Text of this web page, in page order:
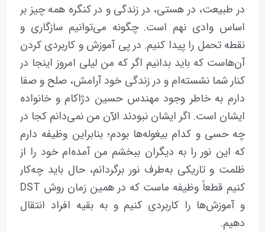
در طبیعت، در هستی، در زندگی و در کنگره همه‌ چیز بر
اساس وادی نهم است. چگونه می‌توانیم سازگاری و
نقطه تحمل را پیدا کنیم. در پی آموزش و کاربردی کردن
آن‌هاست که باید بدانیم اگر که من لیلی امروز اینجا در
کنار شما نشسته‌ام و در زندگی خود آرامش، صلح و صفا
دارم به خاطر وجود مهندس حسین دژاکام و خانواده
ایشان است. اگر ایشان نبودند الآن من نمی‌دانم کجا در
چه حسی و کدام بیغوله‌‌ها بودم؛ بنابراین وظیفه‌ دارم
که این نور را به دیگران ببخشم من آمده‌ام خود را از
ظلمت و تاریکی به‌طرف نور برگردانم، حال باید چه‌کار
کنیم قطعاً وظیفه ماست که در همین زمان روش DST
و آموزش‌ها را کاربردی کنیم و به بقیه افراد انتقال
دهیم.